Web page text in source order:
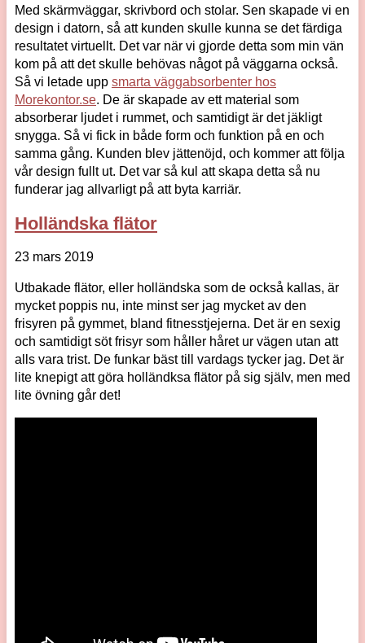
Med skärmväggar, skrivbord och stolar. Sen skapade vi en
design i datorn, så att kunden skulle kunna se det färdiga
resultatet virtuellt. Det var när vi gjorde detta som min vän
kom på att det skulle behövas något på väggarna också.
Så vi letade upp smarta väggabsorbenter hos
Morekontor.se. De är skapade av ett material som
absorberar ljudet i rummet, och samtidigt är det jäkligt
snygga. Så vi fick in både form och funktion på en och
samma gång. Kunden blev jättenöjd, och kommer att följa
vår design fullt ut. Det var så kul att skapa detta så nu
funderar jag allvarligt på att byta karriär.
Holländska flätor
23 mars 2019
Utbakade flätor, eller holländska som de också kallas, är
mycket poppis nu, inte minst ser jag mycket av den
frisyren på gymmet, bland fitnesstjejerna. Det är en sexig
och samtidigt söt frisyr som håller håret ur vägen utan att
alls vara trist. De funkar bäst till vardags tycker jag. Det är
lite knepigt att göra holländksa flätor på sig själv, men med
lite övning går det!